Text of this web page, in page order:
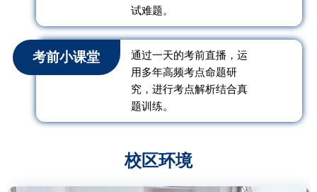
试难题。
考前小课堂
通过一天的考前直播，运
用多年高频考点命题研
究，进行考点解析结合真
题训练。
校区环境